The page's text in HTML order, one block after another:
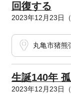
回復する
2023年12月23日
丸亀市猪熊
生誕140年
2023年12月23日